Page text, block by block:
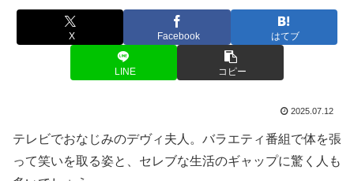
X Facebook はてブ
LINE コピー
2025.07.12
テレビでおなじみのデヴィ夫人。バラエティ番組で体を張
って笑いを取る姿と、セレブな生活のギャップに驚く人も